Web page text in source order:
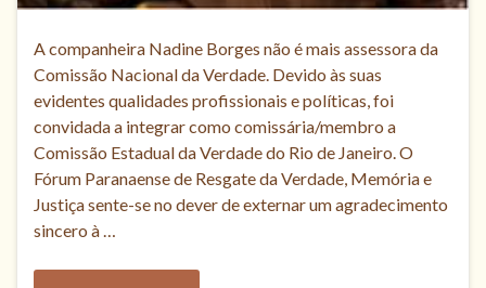
A companheira Nadine Borges não é mais assessora da
Comissão Nacional da Verdade. Devido às suas
evidentes qualidades profissionais e políticas, foi
convidada a integrar como comissária/membro a
Comissão Estadual da Verdade do Rio de Janeiro. O
Fórum Paranaense de Resgate da Verdade, Memória e
Justiça sente-se no dever de externar um agradecimento
sincero à …